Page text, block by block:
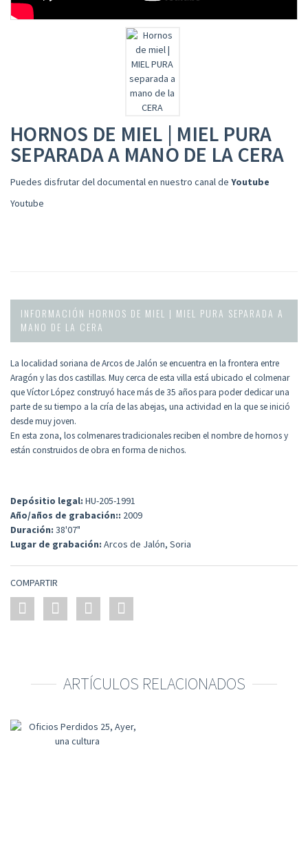
HORNOS DE MIEL | MIEL PURA
SEPARADA A MANO DE LA CERA
Puedes disfrutar del documental en nuestro canal de Youtube
Youtube
INFORMACIÓN HORNOS DE MIEL | MIEL PURA SEPARADA A
MANO DE LA CERA
La localidad soriana de Arcos de Jalón se encuentra en la frontera entre
Aragón y las dos castillas. Muy cerca de esta villa está ubicado el colmenar
que Víctor López construyó hace más de 35 años para poder dedicar una
parte de su tiempo a la cría de las abejas, una actividad en la que se inició
desde muy joven.
En esta zona, los colmenares tradicionales reciben el nombre de hornos y
están construidos de obra en forma de nichos.
Depósitio legal: HU-205-1991
Año/años de grabación:: 2009
Duración: 38'07"
Lugar de grabación: Arcos de Jalón, Soria
COMPARTIR
ARTÍCULOS RELACIONADOS